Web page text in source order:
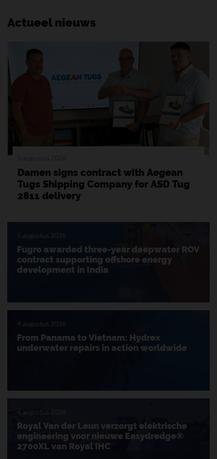
Actueel nieuws
Damen signs contract with Aegean
Tugs Shipping Company for ASD Tug
2811 delivery
5 augustus 2026
Fugro awarded three-year deepwater ROV
contract supporting offshore energy
development in India
4 augustus 2026
From Panama to Vietnam: Hydrex
underwater repairs in action worldwide
4 augustus 2026
Royal Van der Leun verzorgt elektrische
engineering voor nieuwe Easydredge®
2700XL van Royal IHC